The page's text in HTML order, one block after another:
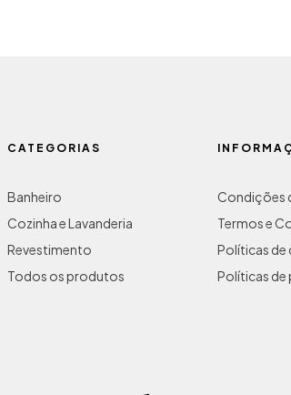
CATEGORIAS
Banheiro
Cozinha e Lavanderia
Revestimento
Todos os produtos
Condições
Termos e
Políticas
Políticas de